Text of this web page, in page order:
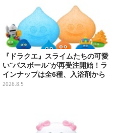
『ドラクエ』スライムたちの可愛
い“バスボール”が再受注開始！ラ
インナップは全6種、入浴剤から
モンスターのフィギュアが出てく
2026.8.5